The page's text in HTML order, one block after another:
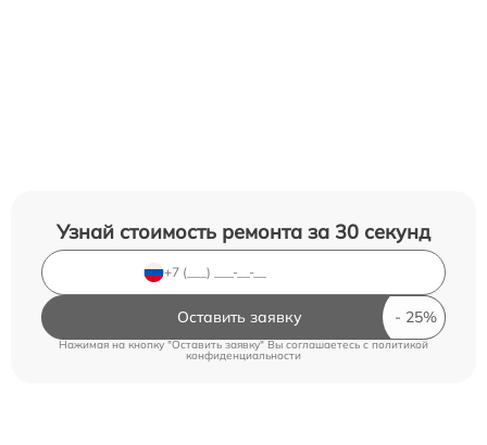
Узнай стоимость ремонта за 30 секунд
Оставить заявку
Нажимая на кнопку "Оставить заявку" Вы соглашаетесь cполитикой
конфиденциальности